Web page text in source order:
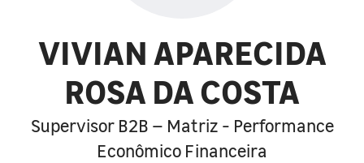
VIVIAN APARECIDA
ROSA DA COSTA
Supervisor B2B – Matriz - Performance
Econômico Financeira